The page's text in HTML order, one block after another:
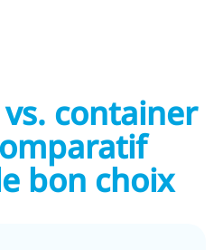
container
bon choix